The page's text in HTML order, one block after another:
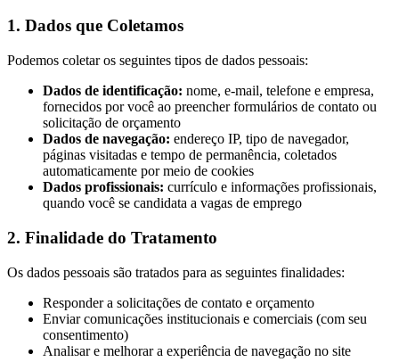
1. Dados que Coletamos
Podemos coletar os seguintes tipos de dados pessoais:
Dados de identificação: nome, e-mail, telefone e empresa,
fornecidos por você ao preencher formulários de contato ou
solicitação de orçamento
Dados de navegação: endereço IP, tipo de navegador,
páginas visitadas e tempo de permanência, coletados
automaticamente por meio de cookies
Dados profissionais: currículo e informações profissionais,
quando você se candidata a vagas de emprego
2. Finalidade do Tratamento
Os dados pessoais são tratados para as seguintes finalidades:
Responder a solicitações de contato e orçamento
Enviar comunicações institucionais e comerciais (com seu
consentimento)
Analisar e melhorar a experiência de navegação no site